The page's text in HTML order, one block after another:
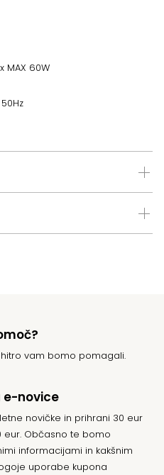
MAX 60W
vam bomo pomagali.
e-novice
novičke in prihrani 30 eur
eur. Občasno te bomo
informacijami in kakšnim
uporabe kupona